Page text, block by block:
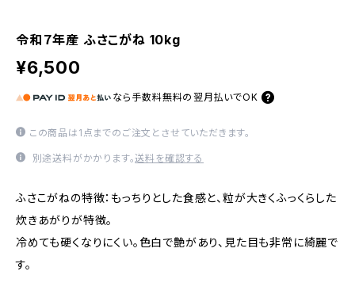
令和７年産 ふさこがね 10kg
¥6,500
なら 手数料無料の 翌月払いでOK
この商品は1点までのご注文とさせていただきます。
別途送料がかかります。送料を確認する
ふさこがねの特徴：もっちりとした食感と、粒が大きくふっくらした
炊きあがりが特徴。
冷めても硬くなりにくい。色白で艶があり、見た目も非常に綺麗で
す。